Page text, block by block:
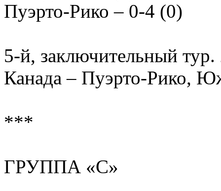
Пуэрто-Рико – 0-4 (0)
5-й, заключительный
Канада – Пуэрто-Рико,
***
ГРУППА «С»